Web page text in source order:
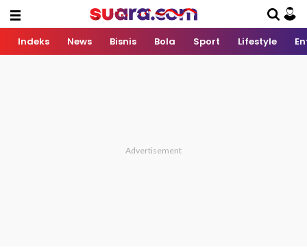
Indeks News Bisnis Bola Sport Lifestyle